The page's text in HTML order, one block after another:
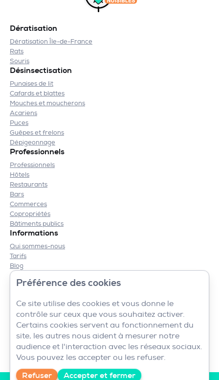
Préférence des cookies
Ce site utilise des cookies et vous donne le
contrôle sur ceux que vous souhaitez activer.
Certains cookies servent au fonctionnement du
site, les autres nous aident à mesurer notre
audience et l'interaction avec les réseaux sociaux.
Vous pouvez les accepter ou les refuser.
Refuser Accepter et fermer
Dératisation
Dératisation Île-de-France
Rats
Souris
Désinsectisation
Punaises de lit
Cafards et blattes
Mouches et moucherons
Acariens
Puces
Guêpes et frelons
Dépigeonnage
Professionnels
Professionnels
Hôtels
Restaurants
Bars
Commerces
Copropriétés
Bâtiments publics
Informations
Qui sommes-nous
Tarifs
Blog
Contact
Mentions légales